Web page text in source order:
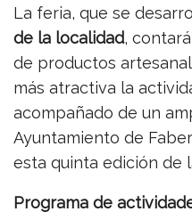
La feria, que se
de la localidad,
de productos
más atractiva la
acompañado de un
Ayuntamiento de
esta quinta edición de
Programa de